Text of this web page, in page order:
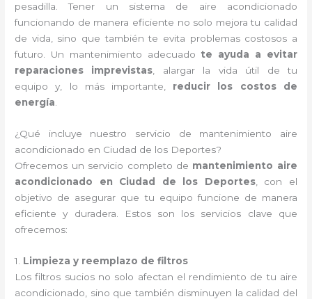
pesadilla. Tener un sistema de aire acondicionado
funcionando de manera eficiente no solo mejora tu calidad
de vida, sino que también te evita problemas costosos a
futuro. Un mantenimiento adecuado te ayuda a evitar
reparaciones imprevistas , alargar la vida útil de tu
equipo y, lo más importante, reducir los costos de
energía
¿Qué incluye nuestro servicio de mantenimiento aire
acondicionado en Ciudad de los Deportes?
Ofrecemos un servicio completo de mantenimiento aire
acondicionado en Ciudad de los Deportes, con el
objetivo de asegurar que tu equipo funcione de manera
eficiente y duradera. Estos son los servicios clave que
ofrecemos:
1. Limpieza y reemplazo de filtros
Los filtros sucios no solo afectan el rendimiento de tu aire
acondicionado, sino que también disminuyen la calidad del